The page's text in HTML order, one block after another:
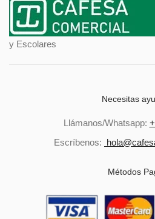
y Escolares
Necesitas
Llámanos/Whatsapp:
Escríbenos:
Métodos